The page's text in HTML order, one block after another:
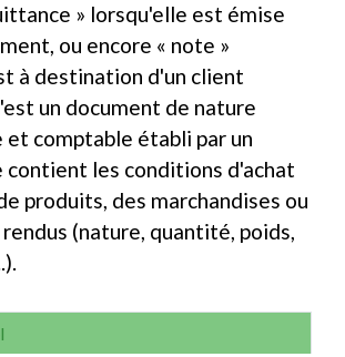
» lorsqu'elle est émise
ou encore « note »
à destination d'un client
un document de nature
et comptable établi par un
contient les conditions d'achat
produits, des marchandises ou
(nature, quantité, poids,